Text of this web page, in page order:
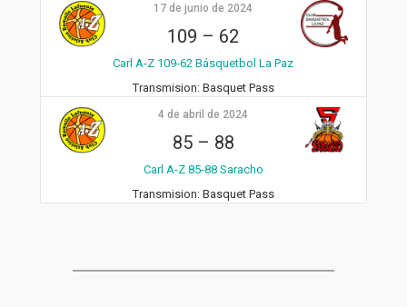
17 de junio de 2024
109 – 62
Carl A-Z 109-62 Básquetbol La Paz
Transmision:Basquet Pass
4 de abril de 2024
85– 88
Carl A-Z 85-88 Saracho
Transmision:Basquet Pass